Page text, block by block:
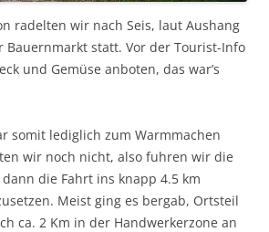
radelten wir nach Seis, laut Aushang
statt. Vor der Tourist-Info
und Gemüse anboten, das war’s
somit lediglich zum Warmmachen
wir noch nicht, also fuhren wir die
die Fahrt ins knapp 4.5 km
Meist ging es bergab, Ortsteil
ca. 2 Km in der Handwerkerzone an